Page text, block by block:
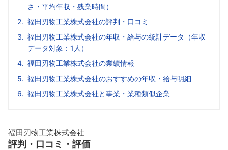
さ・平均年収・残業時間）
福田刃物工業株式会社の評判・口コミ
福田刃物工業株式会社の年収・給与の統計データ（年収
データ対象：1人）
福田刃物工業株式会社の業績情報
福田刃物工業株式会社のおすすめの年収・給与明細
福田刃物工業株式会社と事業・業種類似企業
福田刃物工業株式会社
評判・口コミ・評価